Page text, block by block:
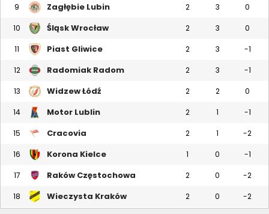
9 Zagłębie Lubin 2 3 0
10 Śląsk Wrocław 2 3 0
11 Piast Gliwice 2 3 -1
12 Radomiak Radom 2 3 -1
13 Widzew Łódź 2 2 0
14 Motor Lublin 2 1 -1
15 Cracovia 2 1 -2
16 Korona Kielce 1 0 -1
17 Raków Częstochowa 2 0 -2
18 Wieczysta Kraków 2 0 -2